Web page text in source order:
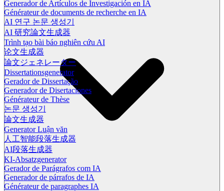
Generador de Artículos de Investigación en IA
Générateur de documents de recherche en IA
AI 연구 논문 생성기
AI 研究論文生成器
Trình tạo bài báo nghiên cứu AI
论文生成器
論文ジェネレーター
Dissertationsgenerator
Gerador de Dissertação
Generador de Disertaciones
Générateur de Thèse
논문 생성기
論文生成器
Generator Luận văn
人工智能段落生成器
AI段落生成器
KI-Absatzgenerator
Gerador de Parágrafos com IA
Generador de párrafos de IA
Générateur de paragraphes IA